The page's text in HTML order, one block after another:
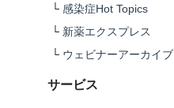
└ 感染症Hot Topics
└ 新薬エクスプレス
└ ウェビナーアーカイブ
サービス